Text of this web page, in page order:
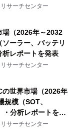
ートを発表
サーチセンター
場（2026年～2032
ーラー、バッテリ
析レポートを発表
サーチセンター
の世界市場（2026年
規模（SOT、
・分析レポートを発
サーチセンター